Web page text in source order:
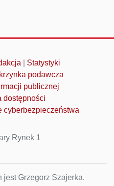
Statystyki
podawcza
publicznej
dostępności
cyberbezpieczeństwa
Rynek 1
jest Grzegorz Szajerka.